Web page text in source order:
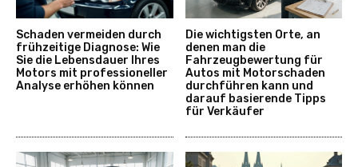
Schaden vermeiden durch
frühzeitige Diagnose: Wie
Sie die Lebensdauer Ihres
Motors mit professioneller
Analyse erhöhen können
Die wichtigsten Orte, an
denen man die
Fahrzeugbewertung für
Autos mit Motorschaden
durchführen kann und
darauf basierende Tipps
für Verkäufer